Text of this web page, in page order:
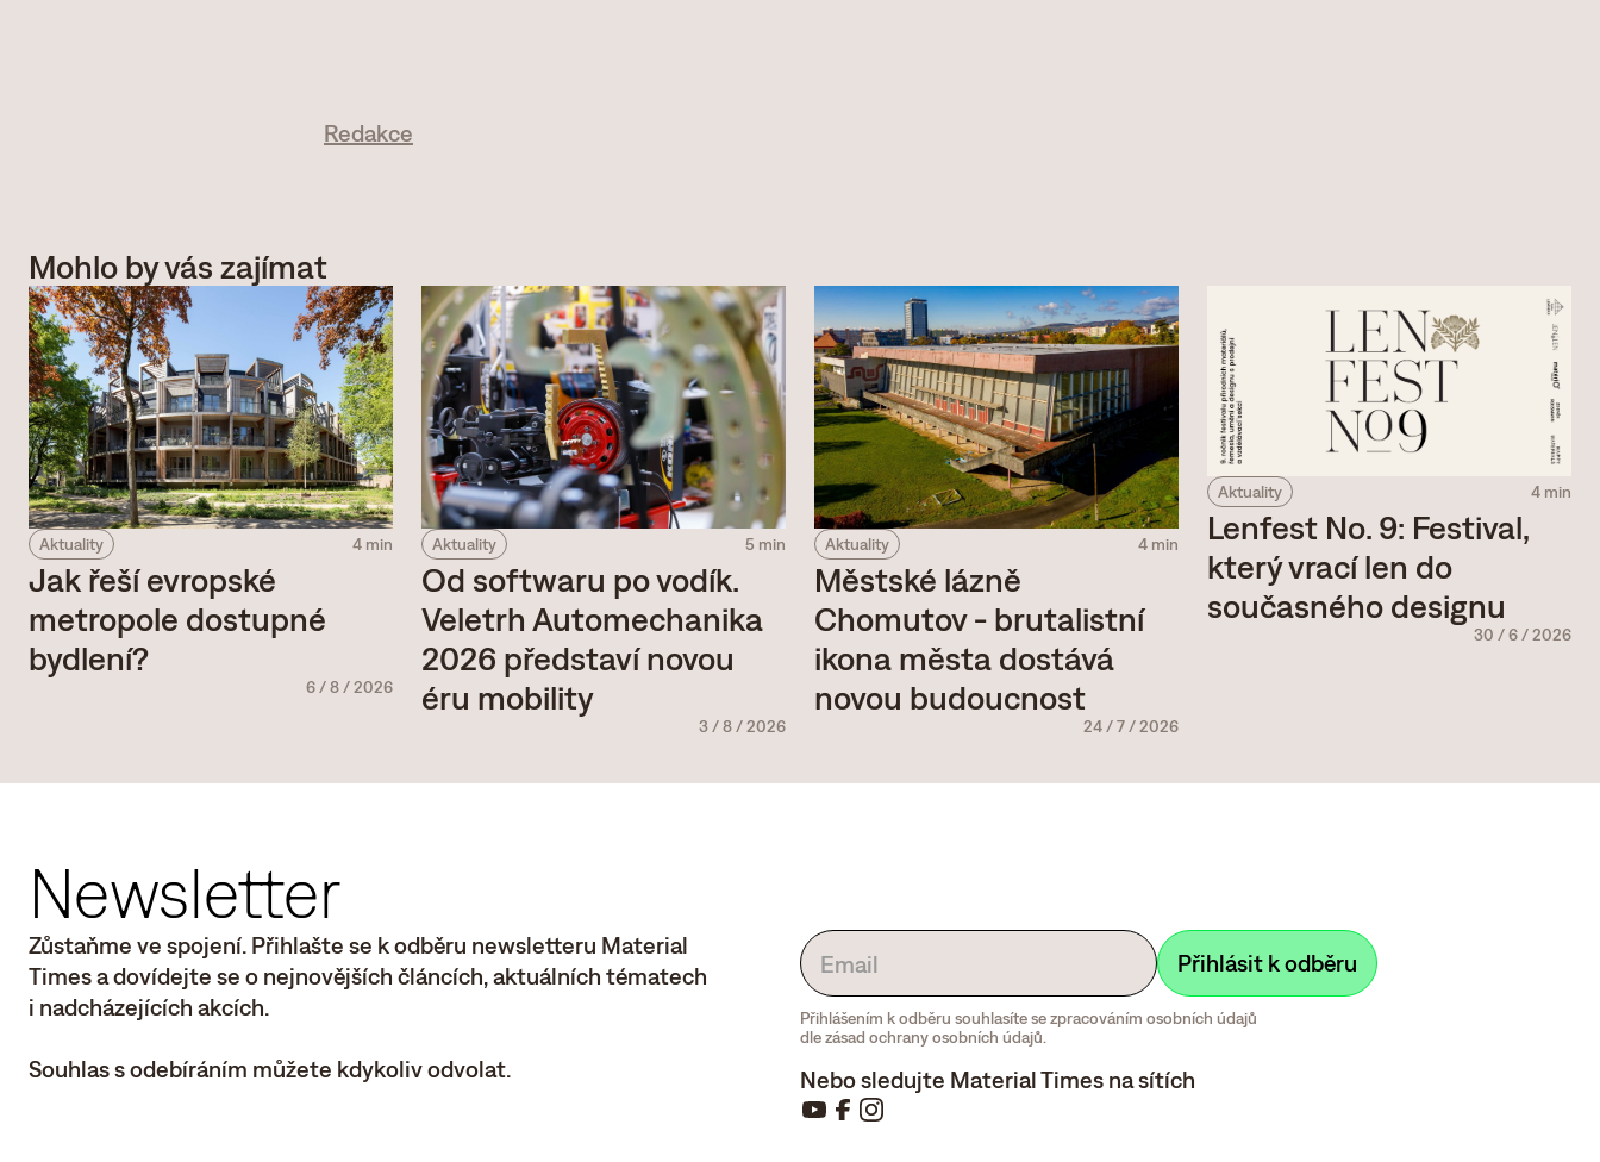
Redakce
Mohlo by vás zajímat
Aktuality 4 min
Jak řeší evropské
metropole dostupné
bydlení?
6 /8 /2026
Aktuality 5 min
Od softwaru po vodík.
Veletrh Automechanika
2026 představí novou
éru mobility
3 /8 /2026
Aktuality 4 min
Městské lázně
Chomutov - brutalistní
ikona města dostává
novou budoucnost
24 /7 /2026
Aktuality 4 min
Lenfest No. 9: Festival,
který vrací len do
současného designu
30 /6/2026
Newsletter
Zůstaňme ve spojení. Přihlašte se k odběru newsletteru Material
Times a dovídejte se o nejnovějších článcích, aktuálních tématech
i nadcházejících akcích.
Souhlas s odebíráním můžete kdykoliv odvolat.
Přihlášením k odběru souhlasíte se zpracováním osobních údajů
dle zásad ochrany osobních údajů.
Nebo sledujte Material Times na sítích